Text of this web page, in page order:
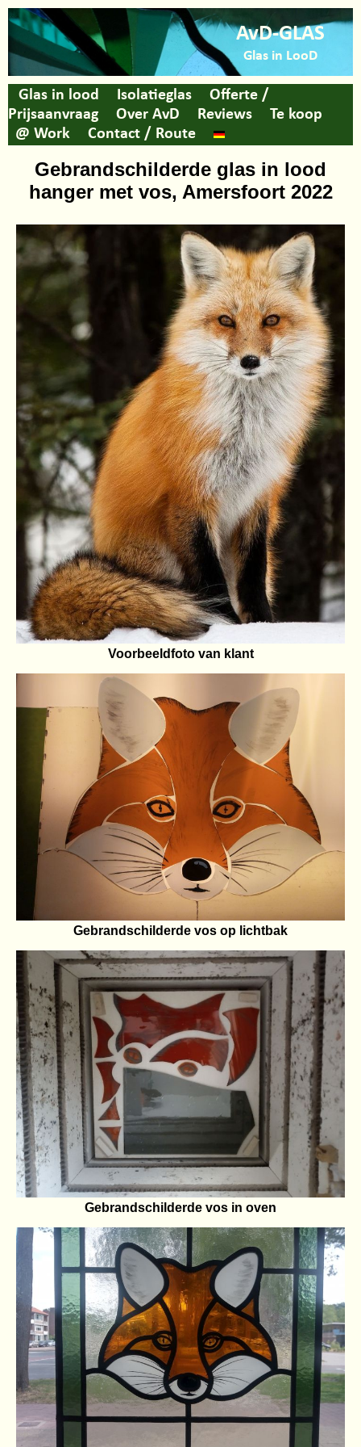
AvD-GLAS
Glas in LooD
Glas in lood Isolatieglas
Offerte /
Prijsaanvraag
Over AvD Reviews
Te koop
@ Work
Contact / Route
Gebrandschilderde glas in lood
hanger met vos, Amersfoort 2022
Voorbeeldfoto van klant
Gebrandschilderde vos op lichtbak
Gebrandschilderde vos in oven